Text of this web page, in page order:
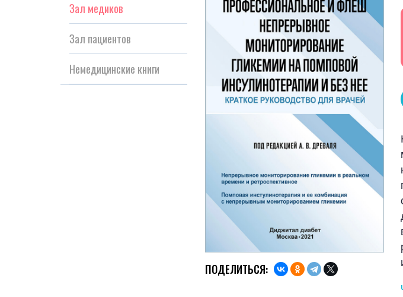
Зал медиков
Зал пациентов
Немедицинские книги
ПОДЕЛИТЬСЯ: